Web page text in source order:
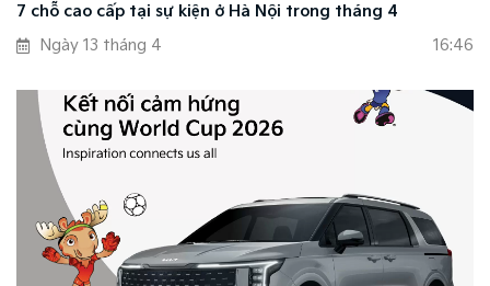
7 chỗ cao cấp tại sự kiện ở Hà Nội trong tháng 4
Ngày 13 tháng 4
16:46